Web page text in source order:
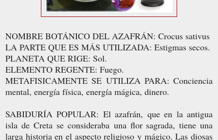
NOMBRE BOTÁNICO DEL AZAFRÁN: Crocus sativus
LA PARTE QUE ES MÁS UTILIZADA: Estigmas secos.
PLANETA QUE RIGE: Sol.
ELEMENTO REGENTE: Fuego.
METAFISICAMENTE SE UTILIZA PARA: Conciencia
mental, energía física, energía mágica, dinero.
SABIDURÍA POPULAR: El azafrán, que en la antigua
isla de Creta se consideraba una flor sagrada, tiene una
larga historia en el aspecto religioso y mágico. Las diosas